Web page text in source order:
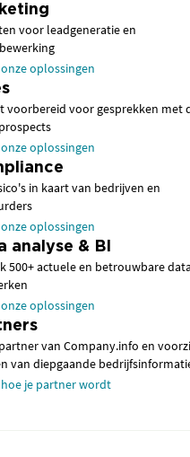
voor leadgeneratie en
oplossingen
voorbereid voor gesprekken met
oplossingen
in kaart van bedrijven en
oplossingen
analyse & BI
500+ actuele en betrouwbare data
oplossingen
van Company.info en
van diepgaande
hoe je partner wordt